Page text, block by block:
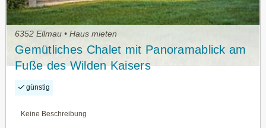
6352 Ellmau • Haus mieten
Gemütliches Chalet mit Panoramablick am
Fuße des Wilden Kaisers
günstig
Keine Beschreibung